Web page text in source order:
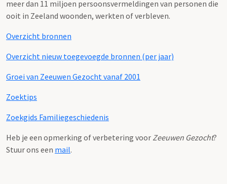
meer dan 11 miljoen persoonsvermeldingen van personen die
ooit in Zeeland woonden, werkten of verbleven.
Overzicht bronnen
Overzicht nieuw toegevoegde bronnen (per jaar)
Groei van Zeeuwen Gezocht vanaf 2001
Zoektips
Zoekgids Familiegeschiedenis
Heb je een opmerking of verbetering voor Zeeuwen Gezocht?
Stuur ons een mail.